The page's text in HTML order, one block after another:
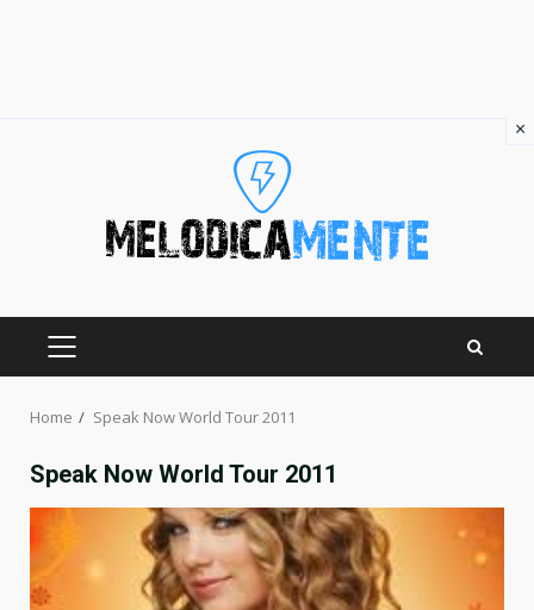
PRIMARY
Home Speak Now World Tour 2011
Speak Now World Tour 2011
×